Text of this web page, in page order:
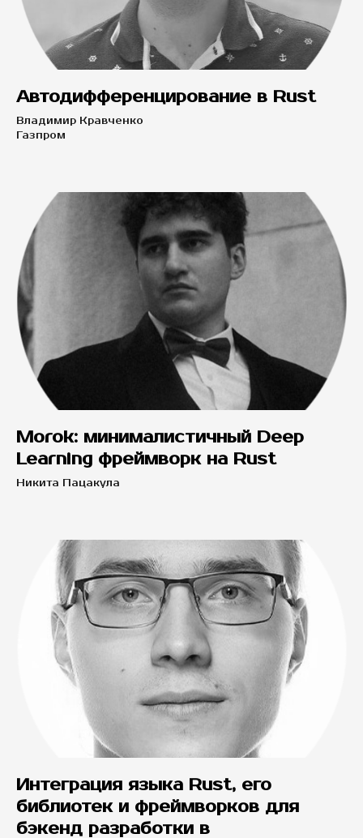
Автодифференцирование в Rust
Владимир Кравченко
Газпром
Morok: минималистичный Deep
Learning фреймворк на Rust
Никита Пацакула
Интеграция языка Rust, его
библиотек и фреймворков для
бэкенд разработки в